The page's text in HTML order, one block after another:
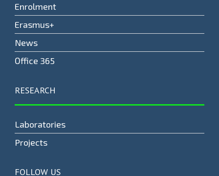
Enrolment
Erasmus+
News
Оffice 365
RESEARCH
Laboratories
Projects
FOLLOW US